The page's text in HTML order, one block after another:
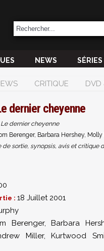
NEWS
CRITIQUE DVD
dernier cheyenne
Le dernier cheyenne
Berenger, Barbara Hershey, Molly
de sortie, synopsis, avis et critique
: 18 Juillet 2001
Berenger, Barbara
Miller,Kurtwood